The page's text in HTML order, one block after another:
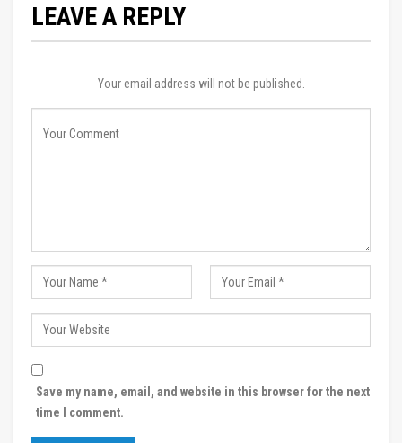
LEAVE A REPLY
Your email address will not be published.
Save my name, email, and website in this browser for the next
time I comment.